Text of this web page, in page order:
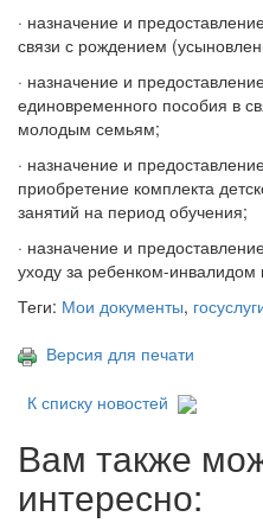
· назначение и
связи с рождением
· назначение и
единовременного пособия в
молодым семьям;
· назначение и
приобретение комплекта
занятий на период обучения;
· назначение и
уходу за ребенком-инвалидом
Теги: Мои документы,
Версия для печати
К списку новостей
Вам также
интересно: